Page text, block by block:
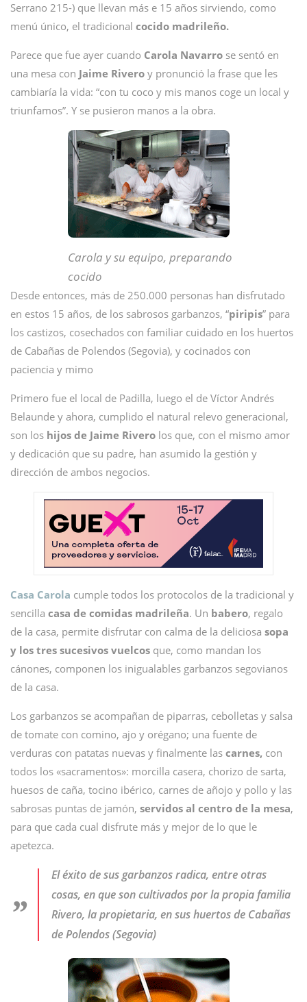
Serrano 215-) que llevan más e 15 años sirviendo, como
menú único, el tradicional cocido madrileño.
Parece que fue ayer cuando Carola Navarro se sentó en
una mesa con Jaime Rivero y pronunció la frase que les
cambiaría la vida: “con tu coco y mis manos coge un local y
triunfamos”. Y se pusieron manos a la obra.
Carola y su equipo, preparando
cocido
Desde entonces, más de 250.000 personas han disfrutado
en estos 15 años, de los sabrosos garbanzos, “piripis” para
los castizos, cosechados con familiar cuidado en los huertos
de Cabañas de Polendos (Segovia), y cocinados con
paciencia y mimo
Primero fue el local de Padilla, luego el de Víctor Andrés
Belaunde y ahora, cumplido el natural relevo generacional,
son los hijos de Jaime Rivero los que, con el mismo amor
y dedicación que su padre, han asumido la gestión y
dirección de ambos negocios.
Casa Carola cumple todos los protocolos de la tradicional y
sencilla casa de comidas madrileña. Un babero, regalo
de la casa, permite disfrutar con calma de la deliciosa sopa
y los tres sucesivos vuelcos que, como mandan los
cánones, componen los inigualables garbanzos segovianos
de la casa.
Los garbanzos se acompañan de piparras, cebolletas y salsa
de tomate con comino, ajo y orégano; una fuente de
verduras con patatas nuevas y finalmente las carnes, con
todos los «sacramentos»: morcilla casera, chorizo de sarta,
huesos de caña, tocino ibérico, carnes de añojo y pollo y las
sabrosas puntas de jamón, servidos al centro de la mesa,
para que cada cual disfrute más y mejor de lo que le
apetezca.
El éxito de sus garbanzos radica, entre otras
cosas, en que son cultivados por la propia familia
Rivero, la propietaria, en sus huertos de Cabañas
de Polendos (Segovia)